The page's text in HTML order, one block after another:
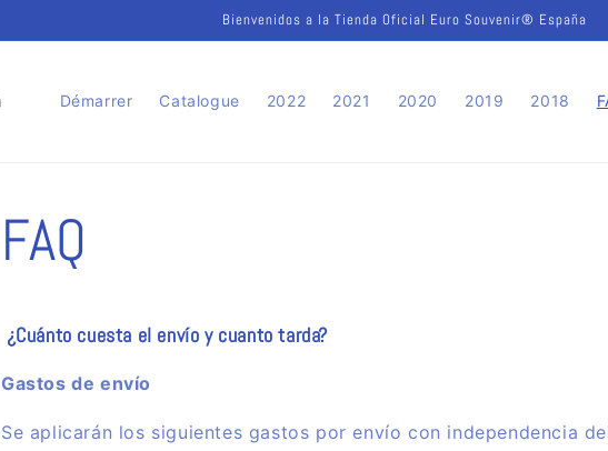
Bienvenidos a la Tienda Oficial Euro Souvenir® España
Démarrer Catalogue 2022 2021 2020 2019 2018
FAQ
¿Cuánto cuesta el envío y cuanto tarda?
Gastos de envío
Se aplicarán los siguientes gastos por envío con independencia